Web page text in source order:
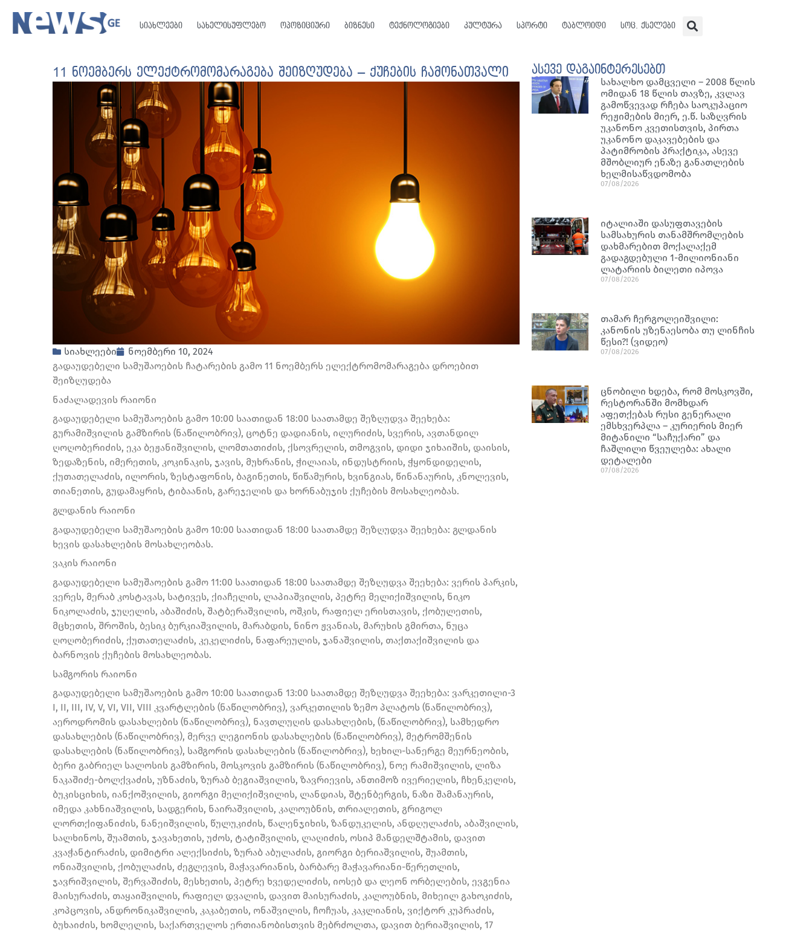
სიახლეები სახელისუფლებო ოპოზიციური ბიზნესი ტექნოლოგიები კულტურა სპორტი ტაბლოიდი სოც. ქსელები
11 ნოემბერს ელექტრომომარაგება შეიზღუდება – ქუჩების ჩამონათვალი
სიახლეები
ნოემბერი 10, 2024
გადაუდებელი სამუშაოების ჩატარების გამო 11 ნოემბერს ელექტრომომარაგება დროებით
შეიზღუდება
ნაძალადევის რაიონი
გადაუდებელი სამუშაოების გამო 10:00 საათიდან 18:00 საათამდე შეზღუდვა შეეხება:
გურამიშვილის გამზირის (ნაწილობრივ), ცოტნე დადიანის, ილურიძის, სვერის, ავთანდილ
ღოღობერიძის, ეკა ბეჟანიშვილის, ლომთათიძის, ქსოვრელის, თმოგვის, დიდი ჯიხაიშის, დაისის,
ზედაზენის, იმერეთის, კოკინაკის, ჯავის, მუხრანის, ჭილაიას, ინდუსტრიის, ჭყონდიდელის,
ქუთათელაძის, ილორის, ზესტაფონის, ბაგინეთის, წიწამურის, ხვინგიას, წინანაურის, კნოლევის,
თიანეთის, გუდამაყრის, ტიბაანის, გარეჯელის და ხორნაბუჯის ქუჩების მოსახლეობას.
გლდანის რაიონი
გადაუდებელი სამუშაოების გამო 10:00 საათიდან 18:00 საათამდე შეზღუდვა შეეხება: გლდანის
ხევის დასახლების მოსახლეობას.
ვაკის რაიონი
გადაუდებელი სამუშაოების გამო 11:00 საათიდან 18:00 საათამდე შეზღუდვა შეეხება: ვერის პარკის,
ვერეს, მერაბ კოსტავას, სატივეს, ქიაჩელის, ლაპიაშვილის, პეტრე მელიქიშვილის, ნიკო
ნიკოლაძის, ჯუღელის, აბაშიძის, შატბერაშვილის, ოშკის, რაფიელ ერისთავის, ქობულეთის,
მცხეთის, შროშის, ბესიკ ბურკიაშვილის, მარაბდის, ნინო ჟვანიას, მარუხის გმირთა, ნუცა
ღოღობერიძის, ქუთათელაძის, კეკელიძის, ნაფარეულის, ჯანაშვილის, თაქთაქიშვილის და
ბარნოვის ქუჩების მოსახლეობას.
სამგორის რაიონი
გადაუდებელი სამუშაოების გამო 10:00 საათიდან 13:00 საათამდე შეზღუდვა შეეხება: ვარკეთილი-3
I, II, III, IV, V, VI, VII, VIII კვარტლების (ნაწილობრივ), ვარკეთილის ზემო პლატოს (ნაწილობრივ),
აეროდრომის დასახლების (ნაწილობრივ), ნავთლუღის დასახლების, (ნაწილობრივ), სამხედრო
დასახლების (ნაწილობრივ), მერვე ლეგიონის დასახლების (ნაწილობრივ), მეტრომშენის
დასახლების (ნაწილობრივ), სამგორის დასახლების (ნაწილობრივ), ხეხილ-სანერგე მეურნეობის,
ბერი გაბრიელ სალოსის გამზირის, მოსკოვის გამზირის (ნაწილობრივ), ნოე რამიშვილის, ლიზა
ნაკაშიძე-ბოლქვაძის, უზნაძის, ზურაბ ბეგიაშვილის, ზავრიევის, ანთიმოზ ივერიელის, ჩხენკელის,
ბუკისციხის, იანქოშვილის, გიორგი მელიქიშვილის, ლანდიას, შტენბერგის, ნაზი შამანაურის,
იმედა კახნიაშვილის, სადგერის, ნაირაშვილის, კალოუბნის, თრიალეთის, გრიგოლ
ლორთქიფანიძის, ნანეიშვილის, წულუკიძის, წალენჯიხის, ზანდუკელის, ანდღულაძის, აბაშვილის,
სალხინოს, შუამთის, ჯავახეთის, უძოს, ტატიშვილის, ლაღიძის, ოსიპ მანდელშტამის, დავით
კვაჭანტირაძის, დიმიტრი ალექსიძის, ზურაბ აბულაძის, გიორგი ბერიაშვილის, შუამთის,
ონიაშვილის, ქობულაძის, ძეგლევის, მაჭავარიანის, ბარბარე მაჭავარიანი-წერეთლის,
ჯავრიშვილის, შერვაშიძის, მესხეთის, პეტრე ხვედელიძის, იოსებ და ლეონ ორბელების, ევგენია
მაისურაძის, თაყაიშვილის, რაფიელ დვალის, დავით მაისურაძის, კალოუბნის, მიხეილ გახოკიძის,
კოპცოვის, ანდრონიკაშვილის, კაკაბეთის, ონაშვილის, ჩოჩუას, კაკლიანის, ვიქტორ კუპრაძის,
ბუხაიძის, ხომლელის, საქართველოს ერთიანობისთვის მებრძოლთა, დავით ბერიაშვილის, 17
ასევე დაგაინტერესებთ
სახალხო დამცველი – 2008 წლის
ომიდან 18 წლის თავზე, კვლავ
გამოწვევად რჩება საოკუპაციო
რეჟიმების მიერ, ე.წ. საზღვრის
უკანონო კვეთისთვის, პირთა
უკანონო დაკავებების და
პატიმრობის პრაქტიკა, ასევე
მშობლიურ ენაზე განათლების
ხელმისაწვდომობა
07/08/2026
იტალიაში დასუფთავების
სამსახურის თანამშრომლების
დახმარებით მოქალაქემ
გადაგდებული 1-მილიონიანი
ლატარიის ბილეთი იპოვა
07/08/2026
თამარ ჩერგოლეიშვილი:
კანონის უზენაესობა თუ ლინჩის
წესი?! (ვიდეო)
07/08/2026
ცნობილი ხდება, რომ მოსკოვში,
რესტორანში მომხდარ
აფეთქებას რუსი გენერალი
ემსხვერპლა – კურიერის მიერ
მიტანილი “საჩუქარი” და
ჩაშლილი წვეულება: ახალი
დეტალები
07/08/2026